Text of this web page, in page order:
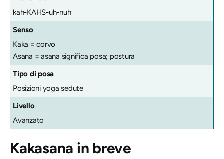
kah-KAHS-uh-nuh
Senso
Kaka = corvo
Asana = asana significa posa; postura
Tipo di posa
Posizioni yoga sedute
Livello
Avanzato
Kakasana in breve